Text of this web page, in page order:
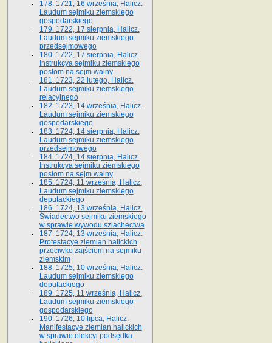
178. 1721, 16 września, Halicz.
Laudum sejmiku ziemskiego
gospodarskiego
179. 1722, 17 sierpnia, Halicz.
Laudum sejmiku ziemskiego
przedsejmowego
180. 1722, 17 sierpnia, Halicz.
Instrukcya sejmiku ziemskiego
posłom na sejm walny
181. 1723, 22 lutego, Halicz.
Laudum sejmiku ziemskiego
relacyjnego
182. 1723, 14 września, Halicz.
Laudum sejmiku ziemskiego
gospodarskiego
183. 1724, 14 sierpnia, Halicz.
Laudum sejmiku ziemskiego
przedsejmowego
184. 1724, 14 sierpnia, Halicz.
Instrukcya sejmiku ziemskiego
posłom na sejm walny
185. 1724, 11 września, Halicz.
Laudum sejmiku ziemskiego
deputackiego
186. 1724, 13 września, Halicz.
Świadectwo sejmiku ziemskiego
w sprawie wywodu szlachectwa
187. 1724, 13 września, Halicz.
Protestacye ziemian halickich
przeciwko zajściom na sejmiku
ziemskim
188. 1725, 10 września, Halicz.
Laudum sejmiku ziemskiego
deputackiego
189. 1725, 11 września, Halicz.
Laudum sejmiku ziemskiego
gospodarskiego
190. 1726, 10 lipca, Halicz.
Manifestacye ziemian halickich
w sprawie elekcyi podsędka